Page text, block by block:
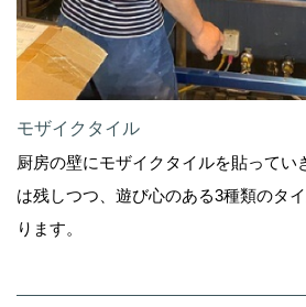
モザイクタイル
厨房の壁にモザイクタイルを貼ってい
は残しつつ、遊び心のある3種類のタ
ります。